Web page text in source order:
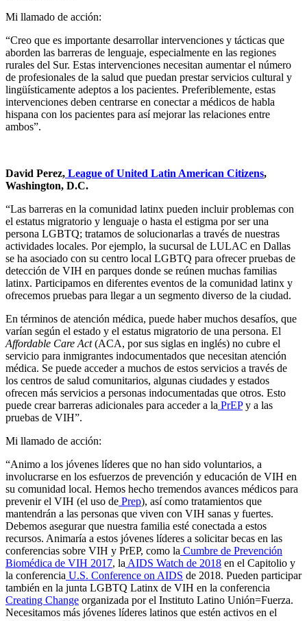
Mi llamado de acción:
“Creo que es importante desarrollar intervenciones y tácticas que
aborden las barreras de lenguaje, especialmente en las regiones
rurales del Sur. Estas intervenciones necesitan aumentar el número
de profesionales de la salud que puedan prestar servicios cultural y
lingüísticamente adeptos a los pacientes. Preferiblemente, estas
intervenciones deben centrarse en conectar a médicos de habla
hispana con los pacientes para así mejorar las relaciones entre
ambos”.
David Perez, League of United Latin American Citizens,
Washington, D.C.
“Las barreras en la comunidad latinx pueden incluir problemas con
el estatus migratorio y lenguaje o hasta el estigma por ser una
persona LGBTQ; tratamos de solucionarlas a través de nuestras
actividades locales. Por ejemplo, la sucursal de LULAC en Dallas
se ha asociado con su centro local LGBTQ para ofrecer pruebas de
detección de VIH en parques donde se reúnen muchas familias
latinx. Participamos en diferentes eventos de la comunidad latinx y
ofrecemos pruebas para llegar a un segmento diverso de la ciudad.
En términos de atención médica, puede haber muchos desafíos, que
varían según el estado y el estatus migratorio de una persona. El
Affordable Care Act(ACA, por sus siglas en inglés) no cubre el
servicio para inmigrantes indocumentados que necesitan atención
médica. Se puede acceder a muchos de estos servicios a través de
los centros de salud comunitarios, algunas ciudades y estados
ofrecen más servicios a personas indocumentadas que otros. Esto
puede crear barreras adicionales para acceder a la PrEPy a las
pruebas de VIH”.
Mi llamado de acción:
“Animo a los jóvenes líderes que no han sido voluntarios, a
involucrarse en los esfuerzos de prevención y educación de VIH en
su comunidad local. Hemos hecho tremendos avances médicos para
prevenir el VIH (el uso de Prep), así como tratamientos que
mantendrán a las personas que viven con VIH sanas y fuertes.
Debemos asegurar que nuestra familia esté conectada a estos
recursos. Animaría a estos jóvenes líderes a solicitar becas en las
conferencias sobre VIH y PrEP, como la Cumbre de Prevención
Biomédica de VIH 2017, la AIDS Watch de 2018 en el Capitolio y
la conferencia U.S. Conference on AIDS de 2018. Pueden participar
también en la junta LGBTQ Latinx de VIH en la conferencia
Creating Change organizada por el Instituto Latino Unión=Fuerza.
Necesitamos más jóvenes líderes latinos que estén activos en el